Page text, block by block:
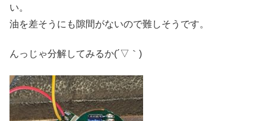
い。
油を差そうにも隙間がないので難しそうです。
んっじゃ分解してみるか(´▽｀)